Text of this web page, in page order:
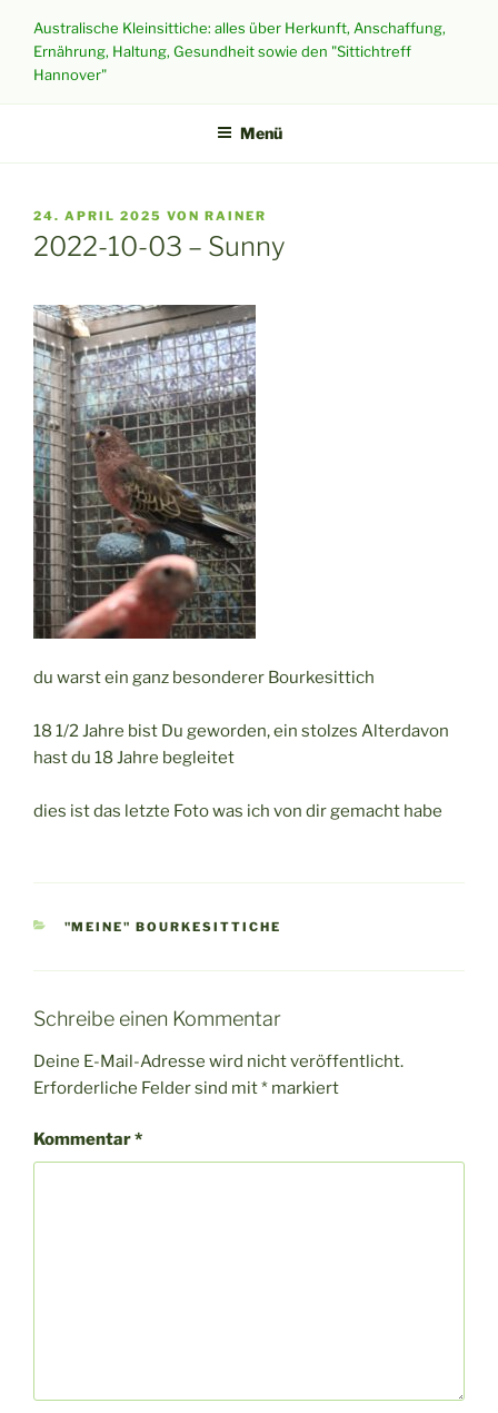
Inhalt
springen
Australische Kleinsittiche: alles über Herkunft, Anschaffung,
Ernährung, Haltung, Gesundheit sowie den "Sittichtreff
Hannover"
Menü
VERÖFFENTLICHT
AM
24. APRIL 2025 VON RAINER
2022-10-03 – Sunny
du warst ein ganz besonderer Bourkesittich
18 1/2 Jahre bist Du geworden, ein stolzes Alterdavon
hast du 18 Jahre begleitet
dies ist das letzte Foto was ich von dir gemacht habe
KATEGORIEN
"MEINE" BOURKESITTICHE
Schreibe einen Kommentar
Deine E-Mail-Adresse wird nicht veröffentlicht.
Erforderliche Felder sind mit* markiert
Kommentar*